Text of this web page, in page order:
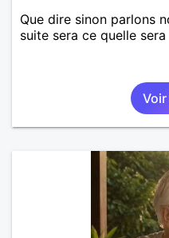
Que dire sinon parlons
suite sera ce quelle sera